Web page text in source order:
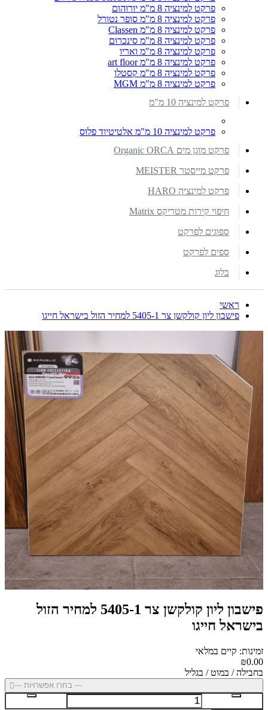
פרקט למינציה 8 מ"מ יורוהום
פרקט למינציה 8 מ"מ סופר נטורל
פרקט למינציה 8 מ"מ Classen
פרקט למינציה 8 מ"מ סינכרום
פרקט למינציה 8 מ"מ ואריו
פרקט למינציה 8 מ"מ art floor
פרקט למינציה 8 מ"מ קסטלו
פרקט למינציה 8 מ"מ MGM
פרקט למינציה 10 מ"מ
פרקט למינציה 10 מ"מ אלטיטיוד פלוס
פרקט מוגן מים Organic ORCA
פרקט מייסטר MEISTER
פרקט למינציה HARO
חיפוי קירות מטריקס Matrix
ספוגים לפרקט
ספים לפרקט
בלוג
ראשי
פישבון ליון קולקשן צר 5405-1 למחיר הזול בישראל חייגו
פישבון ליון קולקשן צר 5405-1 למחיר הזול
בישראל חייגו
זמינות: קיים במלאי
₪0.00
בחבילה / במוט / בגליל
--- בחרו אפשרויות ---